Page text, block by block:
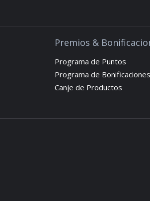
Premios &
Programa de Puntos
Programa de Bonificaciones
Canje de Productos